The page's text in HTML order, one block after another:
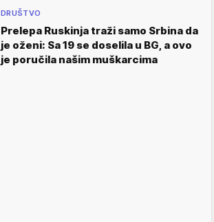
DRUŠTVO
Prelepa Ruskinja traži samo Srbina da
je oženi: Sa 19 se doselila u BG, a ovo
je poručila našim muškarcima